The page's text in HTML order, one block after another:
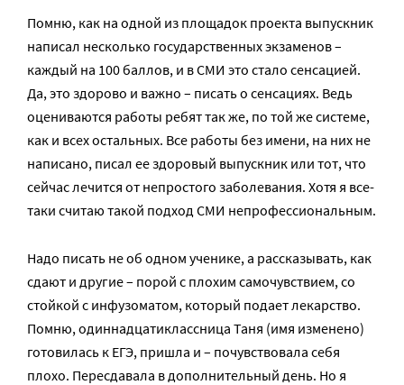
Помню, как на одной из площадок проекта выпускник
написал несколько государственных экзаменов –
каждый на 100 баллов, и в СМИ это стало сенсацией.
Да, это здорово и важно – писать о сенсациях. Ведь
оцениваются работы ребят так же, по той же системе,
как и всех остальных. Все работы без имени, на них не
написано, писал ее здоровый выпускник или тот, что
сейчас лечится от непростого заболевания. Хотя я все-
таки считаю такой подход СМИ непрофессиональным.
Надо писать не об одном ученике, а рассказывать, как
сдают и другие – порой с плохим самочувствием, со
стойкой с инфузоматом, который подает лекарство.
Помню, одиннадцатиклассница Таня (имя изменено)
готовилась к ЕГЭ, пришла и – почувствовала себя
плохо. Пересдавала в дополнительный день. Но я